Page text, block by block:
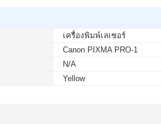
เครื่องพิมพ์เลเซอร์
Canon PIXMA PRO-1
N/A
Yellow